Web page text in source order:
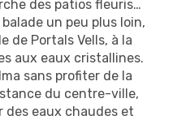
des patios fleuris…
un peu plus loin,
de Portals Vells, à la
aux eaux cristallines.
sans profiter de la
du centre-ville,
eaux chaudes et